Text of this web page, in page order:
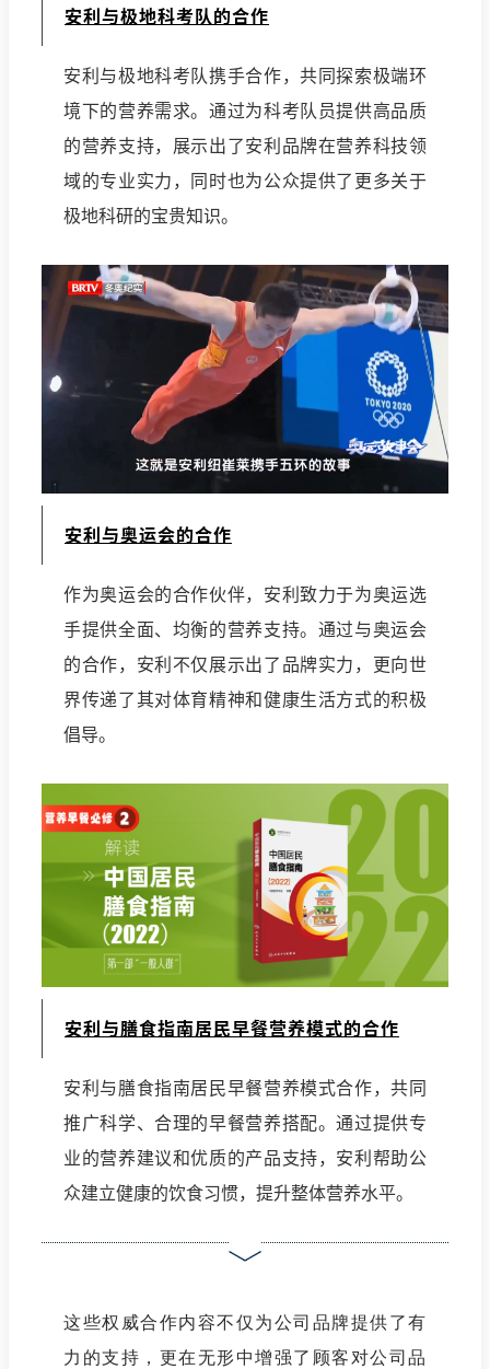
安利与极地科考队的合作
安利与极地科考队携手合作，共同探索极端环
境下的营养需求。通过为科考队员提供高品质
的营养支持，展示出了安利品牌在营养科技领
域的专业实力，同时也为公众提供了更多关于
极地科研的宝贵知识。
安利与奥运会的合作
作为奥运会的合作伙伴，安利致力于为奥运选
手提供全面、均衡的营养支持。通过与奥运会
的合作，安利不仅展示出了品牌实力，更向世
界传递了其对体育精神和健康生活方式的积极
倡导。
安利与膳食指南居民早餐营养模式的合作
安利与膳食指南居民早餐营养模式合作，共同
推广科学、合理的早餐营养搭配。通过提供专
业的营养建议和优质的产品支持，安利帮助公
众建立健康的饮食习惯，提升整体营养水平。
这些权威合作内容不仅为公司品牌提供了有
力的支持，更在无形中增强了顾客对公司品